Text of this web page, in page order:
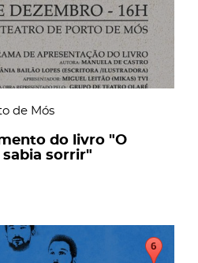
de Mós
do livro "O
sorrir"